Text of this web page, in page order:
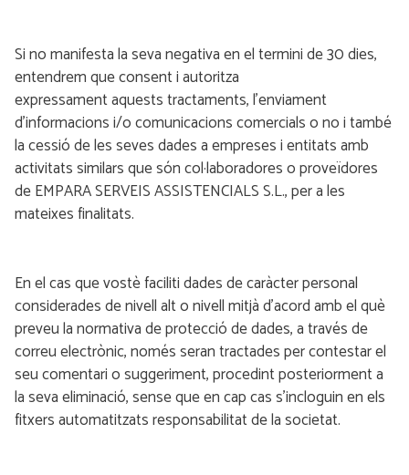
Si no manifesta la seva negativa en el termini de 30 dies,
entendrem que consent i autoritza
expressament aquests tractaments, l’enviament
d’informacions i/o comunicacions comercials o no i també
la cessió de les seves dades a empreses i entitats amb
activitats similars que són col·laboradores o proveïdores
de EMPARA SERVEIS ASSISTENCIALS S.L., per a les
mateixes finalitats.
En el cas que vostè faciliti dades de caràcter personal
considerades de nivell alt o nivell mitjà d’acord amb el què
preveu la normativa de protecció de dades, a través de
correu electrònic, només seran tractades per contestar el
seu comentari o suggeriment, procedint posteriorment a
la seva eliminació, sense que en cap cas s’incloguin en els
fitxers automatitzats responsabilitat de la societat.